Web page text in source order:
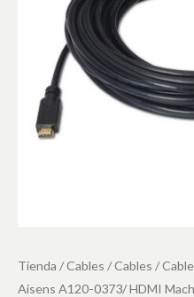
Tienda /Cables /Cables /
Aisens A120-0373/ HDMI
Macho
HDMI